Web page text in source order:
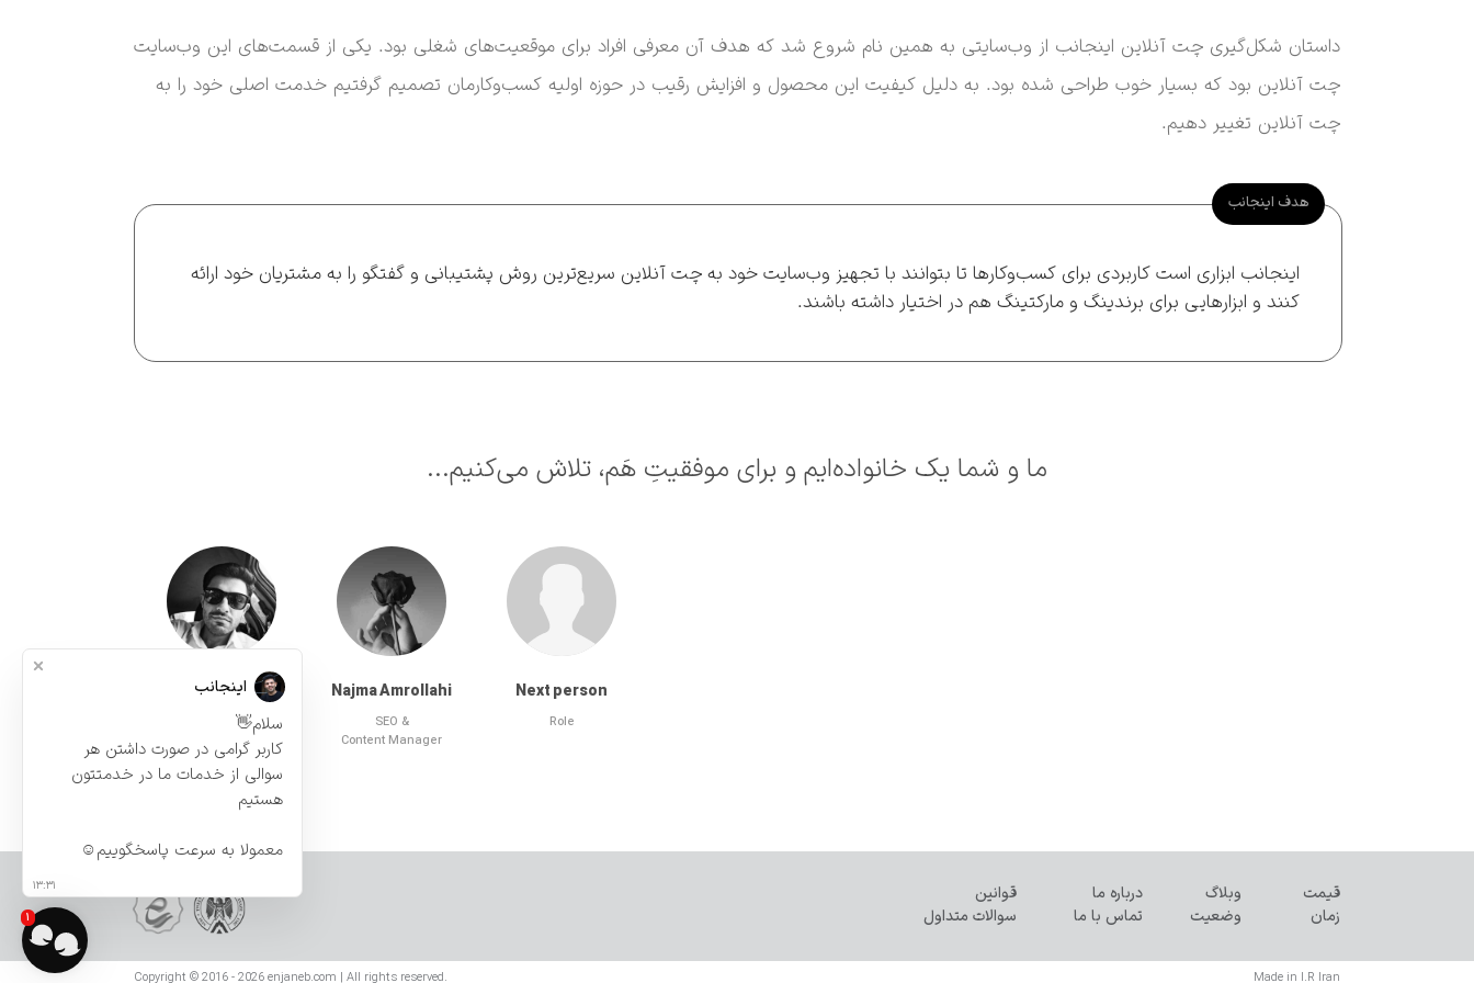
اینجانب
معمولا به سرعت پاسخگوییم☺️
۱۳:۳۱
۱
داستان شکل‌گیری چت آنلاین اینجانب از وب‌سایتی به همین نام شروع شد که هدف آن معرفی افراد برای موقعیت‌های شغلی بود. یکی از قسمت‌های این وب‌سایت
چت آنلاین بود که بسیار خوب طراحی شده بود. به دلیل کیفیت این محصول و افزایش رقیب در حوزه اولیه کسب‌وکارمان تصمیم گرفتیم خدمت اصلی خود را به
چت آنلاین تغییر دهیم.
هدف اینجانب
اینجانب ابزاری است کاربردی برای کسب‌وکارها تا بتوانند با تجهیز وب‌سایت خود به چت آنلاین سریع‌ترین روش پشتیبانی و گفتگو را به مشتریان خود ارائه
کنند و ابزارهایی برای برندینگ و مارکتینگ هم در اختیار داشته باشند.
ما و شما یک خانواده‌ایم و برای موفقیتِ هَم، تلاش می‌کنیم...
Amirreza Ghafaei
Founder & SysAdmin &
Senior Programmer UI UX
Najma Amrollahi
SEO &
Content Manager
Next person
Role
قیمت‌
زمان
وبلاگ
وضعیت
درباره ما
تماس با ما
قوانین
سوالات متداول
Copyright © 2016 - 2026 enjaneb.com | All rights reserved. Made in I.R Iran